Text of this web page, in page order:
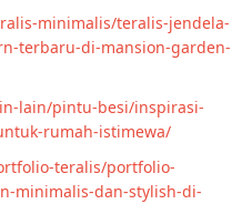
minimalis/teralis-jendela-
terbaru-di-mansion-garden-
lain/pintu-besi/inspirasi-
rumah-istimewa/
teralis/portfolio-
minimalis-dan-stylish-di-